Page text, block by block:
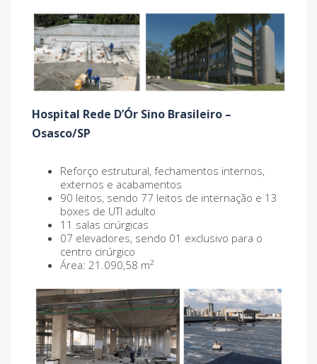
Hospital Rede D’Ór Sino Brasileiro –
Osasco/SP
Reforço estrutural, fechamentos internos,
externos e acabamentos
90 leitos, sendo 77 leitos de internação e 13
boxes de UTI adulto
11 salas cirúrgicas
07 elevadores, sendo 01 exclusivo para o
centro cirúrgico
Área: 21.090,58 m²